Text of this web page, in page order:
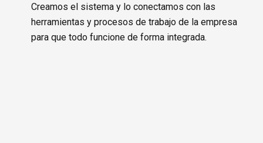
Creamos el sistema y lo conectamos con las
herramientas y procesos de trabajo de la empresa
para que todo funcione de forma integrada.